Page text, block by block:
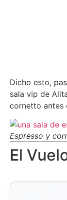
Dicho esto,
sala vip de
cornetto antes
Espresso y
El